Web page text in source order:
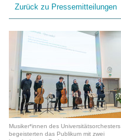
Zurück zu Pressemitteilungen
Musiker*innen des Universitätsorchesters
begeisterten das Publikum mit zwei